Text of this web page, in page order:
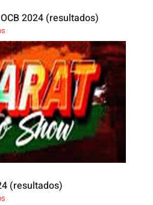
2024 (resultados)
(resultados)